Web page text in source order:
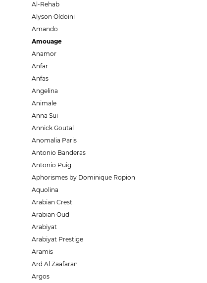
Al-Rehab
Alyson Oldoini
Amando
Amouage
Anamor
Anfar
Anfas
Angelina
Animale
Anna Sui
Annick Goutal
Anomalia Paris
Antonio Banderas
Antonio Puig
Aphorismes by Dominique Ropion
Aquolina
Arabian Crest
Arabian Oud
Arabiyat
Arabiyat Prestige
Aramis
Ard Al Zaafaran
Argos